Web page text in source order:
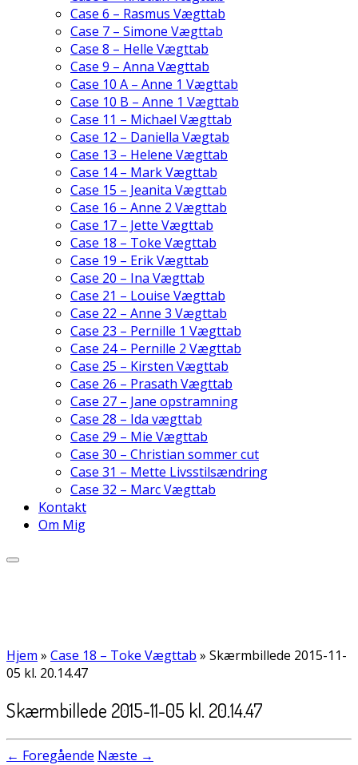
Case 6 – Rasmus Vægttab
Case 7 – Simone Vægttab
Case 8 – Helle Vægttab
Case 9 – Anna Vægttab
Case 10 A – Anne 1 Vægttab
Case 10 B – Anne 1 Vægttab
Case 11 – Michael Vægttab
Case 12 – Daniella Vægtab
Case 13 – Helene Vægttab
Case 14 – Mark Vægttab
Case 15 – Jeanita Vægttab
Case 16 – Anne 2 Vægttab
Case 17 – Jette Vægttab
Case 18 – Toke Vægttab
Case 19 – Erik Vægttab
Case 20 – Ina Vægttab
Case 21 – Louise Vægttab
Case 22 – Anne 3 Vægttab
Case 23 – Pernille 1 Vægttab
Case 24 – Pernille 2 Vægttab
Case 25 – Kirsten Vægttab
Case 26 – Prasath Vægttab
Case 27 – Jane opstramning
Case 28 – Ida vægttab
Case 29 – Mie Vægttab
Case 30 – Christian sommer cut
Case 31 – Mette Livsstilsændring
Case 32 – Marc Vægttab
Kontakt
Om Mig
Hjem » Case 18 – Toke Vægttab » Skærmbillede 2015-11-
05 kl. 20.14.47
Skærmbillede 2015-11-05 kl. 20.14.47
← Foregående Næste →